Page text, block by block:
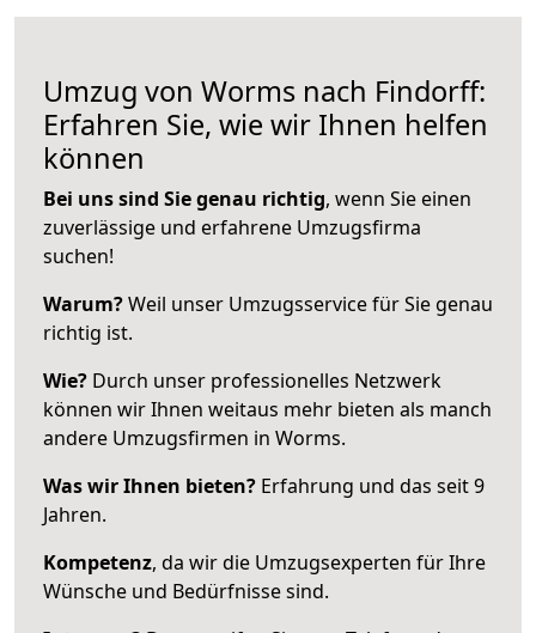
Umzug von Worms nach Findorff:
Erfahren Sie, wie wir Ihnen helfen
können
Bei uns sind Sie genau richtig, wenn Sie einen
zuverlässige und erfahrene Umzugsfirma
suchen!
Warum?Weil unser Umzugsservice für Sie genau
richtig ist.
Wie? Durch unser professionelles Netzwerk
können wir Ihnen weitaus mehr bieten als manch
andere Umzugsfirmen in Worms.
Was wir Ihnen bieten? Erfahrung und das seit 9
Jahren.
Kompetenz, da wir die Umzugsexperten für Ihre
Wünsche und Bedürfnisse sind.